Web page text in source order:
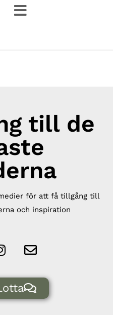
till de
för att få tillgång till
och inspiration